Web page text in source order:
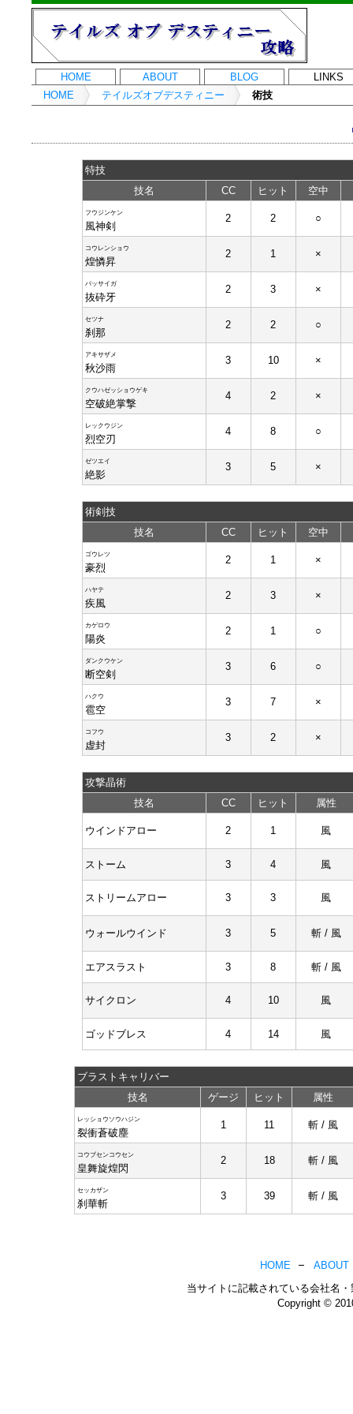
HOME ABOUT BLOG
LINKS
HOME
テイルズオブデスティニー 術技
特技
技名
CC ヒット 空中
フウジンケン
風神剣
2 2 ○
コウレンショウ
煌憐昇
2 1 ×
バッサイガ
抜砕牙
2 3 ×
セツナ
刹那
2 2 ○
アキサザメ
秋沙雨
3 10 ×
クウハゼッショウゲキ
空破絶掌撃
4 2 ×
レックウジン
烈空刃
4 8 ○
ゼツエイ
絶影
3 5 ×
術剣技
技名
CC ヒット 空中
ゴウレツ
豪烈
2 1 ×
ハヤテ
疾風
2 3 ×
カゲロウ
陽炎
2 1 ○
ダンクウケン
断空剣
3 6 ○
ハクウ
雹空
3 7 ×
コフウ
虚封
3 2 ×
攻撃晶術
技名
CC ヒット 属性
ウインドアロー 2 1 風
ストーム 3 4 風
ストリームアロー 3 3 風
ウォールウインド 3 5 斬 / 風
エアスラスト 3 8 斬 / 風
サイクロン 4 10 風
ゴッドブレス 4 14 風
ブラストキャリバー
技名
ゲージ ヒット 属性
レッショウソウハジン
裂衝蒼破塵
1 11 斬 / 風
コウブセンコウセン
皇舞旋煌閃
2 18 斬 / 風
セッカザン
刹華斬
3 39 斬 / 風
HOME
ABOUT
当サイトに記載されている会社名
Copyright ©